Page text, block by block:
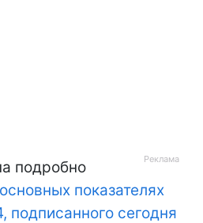
подробно
основных показателях
сегодня